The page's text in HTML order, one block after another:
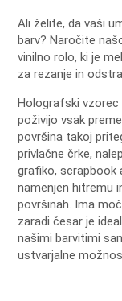
Ali želite, da vaši
barv? Naročite
vinilno rolo, ki je
za rezanje in
Holografski vzorec
poživijo vsak
površina takoj
privlačne črke,
grafiko, scrapbook
namenjen hitremu
površinah. Ima
zaradi česar je
našimi barvitimi
ustvarjalne